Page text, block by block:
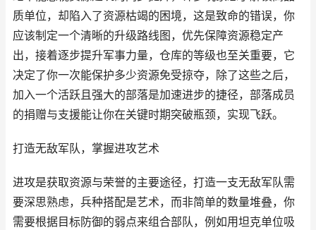
质单位，却陷入了资源枯竭的困境，这是致命的错误，你
应该制定一个清晰的升级路线图，优先保障资源稳定产
出，接着逐步提升军事力量，仓库的等级也至关重要，它
决定了你一次能保护多少资源免受掠夺，除了这些之后，
加入一个活跃且强大的部落是加速进步的捷径，部落成员
的捐赠与支援能让你在关键时期突破瓶颈，实现飞跃。
打造无敌军队，掌握进攻艺术
进攻是获取资源与荣誉的主要途径，打造一支无敌军队需
要深思熟虑，兵种搭配是艺术，而非简单的数量堆叠，你
需要根据目标防御的弱点来组合部队，例如用坦克单位吸